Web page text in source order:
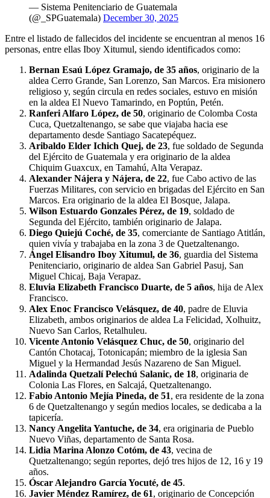
— Sistema Penitenciario de Guatemala
(@_SPGuatemala) December 30, 2025
Entre el listado de fallecidos del incidente se encuentran al menos 16
personas, entre ellas Iboy Xitumul, siendo identificados como:
Bernan Esaú López Gramajo, de 35 años, originario de la
aldea Cerro Grande, San Lorenzo, San Marcos. Era misionero
religioso y, según circula en redes sociales, estuvo en misión
en la aldea El Nuevo Tamarindo, en Poptún, Petén.
Ranferi Alfaro López, de 50, originario de Colomba Costa
Cuca, Quetzaltenango, se sabe que viajaba hacia ese
departamento desde Santiago Sacatepéquez.
Aribaldo Elder Ichich Quej, de 23, fue soldado de Segunda
del Ejército de Guatemala y era originario de la aldea
Chiquim Guaxcux, en Tamahú, Alta Verapaz.
Alexander Nájera y Nájera, de 22, fue Cabo activo de las
Fuerzas Militares, con servicio en brigadas del Ejército en San
Marcos. Era originario de la aldea El Bosque, Jalapa.
Wilson Estuardo Gonzales Pérez, de 19, soldado de
Segunda del Ejército, también originario de Jalapa.
Diego Quiejú Coché, de 35, comerciante de Santiago Atitlán,
quien vivía y trabajaba en la zona 3 de Quetzaltenango.
Ángel Elisandro Iboy Xitumul, de 36, guardia del Sistema
Penitenciario, originario de aldea San Gabriel Pasuj, San
Miguel Chicaj, Baja Verapaz.
Eluvia Elizabeth Francisco Duarte, de 5 años, hija de Alex
Francisco.
Alex Enoc Francisco Velásquez, de 40, padre de Eluvia
Elizabeth, ambos originarios de aldea La Felicidad, Xolhuitz,
Nuevo San Carlos, Retalhuleu.
Vicente Antonio Velásquez Chuc, de 50, originario del
Cantón Chotacaj, Totonicapán; miembro de la iglesia San
Miguel y la Hermandad Jesús Nazareno de San Miguel.
Adalinda Quetzalí Pelechú Salanic, de 18, originaria de
Colonia Las Flores, en Salcajá, Quetzaltenango.
Fabio Antonio Mejía Pineda, de 51, era residente de la zona
6 de Quetzaltenango y según medios locales, se dedicaba a la
tapicería.
Nancy Angelita Yantuche, de 34, era originaria de Pueblo
Nuevo Viñas, departamento de Santa Rosa.
Lidia Marina Alonzo Cotóm, de 43, vecina de
Quetzaltenango; según reportes, dejó tres hijos de 12, 16 y 19
años.
Óscar Alejandro García Yocuté, de 45.
Javier Méndez Ramírez, de 61, originario de Concepción